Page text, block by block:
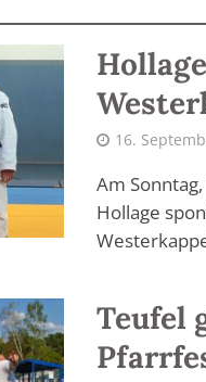
16.
Am
Hollage
Teufel